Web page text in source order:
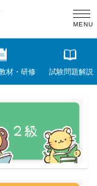
材・研修 試験問題解説